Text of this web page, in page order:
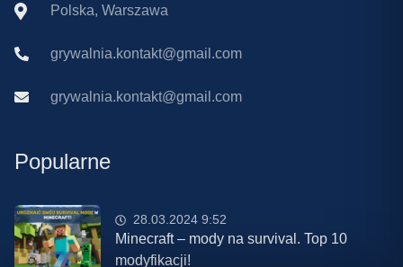
Polska, Warszawa
grywalnia.kontakt@gmail.com
grywalnia.kontakt@gmail.com
Popularne
28.03.2024 9:52
Minecraft – mody na survival. Top 10
modyfikacji!